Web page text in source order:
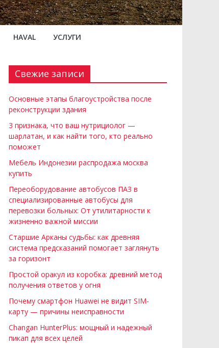
HAVAL УСЛУГИ
Свежие записи
Основные этапы благоустройства после
реконструкции здания
3 признака, что ваш нутрициолог —
шарлатан, и как найти того, кто реально
поможет
Мебель Индонезии распродажа москва
купить
Переоборудование автобусов ПАЗ в
специализированные автобусы для
перевозки больных: От утилитарности к
жизненно важной миссии
Старшие Арканы судьбы: как древняя
система предсказаний помогает заглянуть
за горизонт
Простой оракул из коробка: древний метод
получения ответов у огня
Почему смартфон Huawei не видит SIM-
карту — причины неисправности
Changan HunterPlus: мощный и надежный
пикап для всех целей